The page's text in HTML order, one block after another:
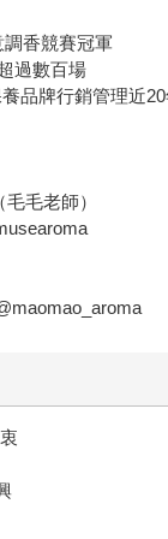
調香競賽冠軍
過數百場
品牌行銷管理近
毛老師）